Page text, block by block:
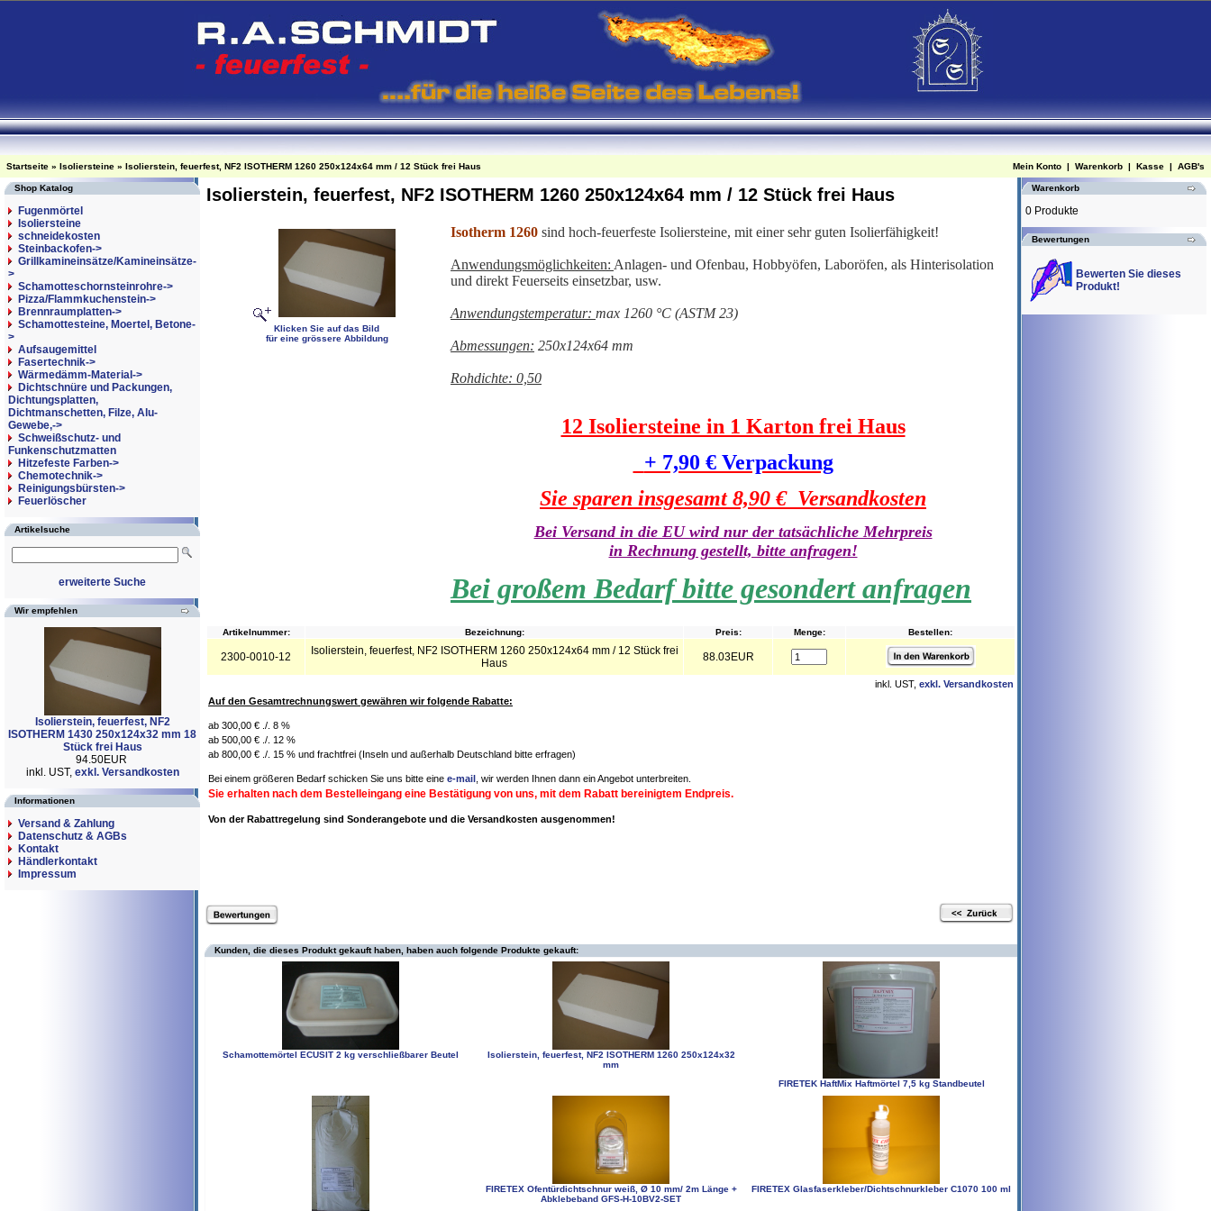
Startseite » Isoliersteine » Isolierstein, feuerfest, NF2 ISOTHERM 1260 250x124x64 mm / 12 Stück frei Haus Mein Konto | Warenkorb | Kasse | AGB's
Shop Katalog
Fugenmörtel
Isoliersteine
schneidekosten
Steinbackofen->
Grillkamineinsätze/Kamineinsätze-
>
Schamotteschornsteinrohre->
Pizza/Flammkuchenstein->
Brennraumplatten->
Schamottesteine, Moertel, Betone-
>
Aufsaugemittel
Fasertechnik->
Wärmedämm-Material->
Dichtschnüre und Packungen,
Dichtungsplatten,
Dichtmanschetten, Filze, Alu-
Gewebe,->
Schweißschutz- und
Funkenschutzmatten
Hitzefeste Farben->
Chemotechnik->
Reinigungsbürsten->
Feuerlöscher
Artikelsuche
erweiterte Suche
Wir empfehlen
Isolierstein, feuerfest, NF2
ISOTHERM 1430 250x124x32 mm 18
Stück frei Haus
94.50EUR
inkl. UST, exkl. Versandkosten
Informationen
Versand & Zahlung
Datenschutz & AGBs
Kontakt
Händlerkontakt
Impressum
Isolierstein, feuerfest, NF2 ISOTHERM 1260 250x124x64 mm / 12 Stück frei Haus
Klicken Sie auf das Bild
für eine grössere Abbildung
Isotherm 1260 sind hoch-feuerfeste Isoliersteine, mit einer sehr guten Isolierfähigkeit!
Anwendungsmöglichkeiten: Anlagen- und Ofenbau, Hobbyöfen, Laboröfen, als Hinterisolation
und direkt Feuerseits einsetzbar, usw.
Anwendungstemperatur: max 1260 °C (ASTM 23)
Abmessungen: 250x124x64 mm
Rohdichte: 0,50
12 Isoliersteine in 1 Karton frei Haus
+ 7,90 € Verpackung
Sie sparen insgesamt 8,90 € Versandkosten
Bei Versand in die EU wird nur der tatsächliche Mehrpreis
in Rechnung gestellt, bitte anfragen!
Bei großem Bedarf bitte gesondert anfragen
Artikelnummer: Bezeichnung: Preis: Menge: Bestellen:
2300-0010-12
Isolierstein, feuerfest, NF2 ISOTHERM 1260 250x124x64 mm / 12 Stück frei
Haus
88.03EUR
inkl. UST, exkl. Versandkosten
Auf den Gesamtrechnungswert gewähren wir folgende Rabatte:
ab 300,00 € ./. 8 %
ab 500,00 € ./. 12 %
ab 800,00 € ./. 15 % und frachtfrei (Inseln und außerhalb Deutschland bitte erfragen)
Bei einem größeren Bedarf schicken Sie uns bitte eine e-mail , wir werden Ihnen dann ein Angebot unterbreiten.
Sie erhalten nach dem Bestelleingang eine Bestätigung von uns, mit dem Rabatt bereinigtem Endpreis.
Von der Rabattregelung sind Sonderangebote und die Versandkosten ausgenommen!
Kunden, die dieses Produkt gekauft haben, haben auch folgende Produkte gekauft:
Schamottemörtel ECUSIT 2 kg verschließbarer Beutel
Isolierstein, feuerfest, NF2 ISOTHERM 1260 250x124x32
mm
FIRETEK HaftMix Haftmörtel 7,5 kg Standbeutel
FIRETEX Ofentürdichtschnur weiß, Ø 10 mm/ 2m Länge +
Abklebeband GFS-H-10BV2-SET
FIRETEX Glasfaserkleber/Dichtschnurkleber C1070 100 ml
Warenkorb
0 Produkte
Bewertungen
Bewerten Sie dieses
Produkt!